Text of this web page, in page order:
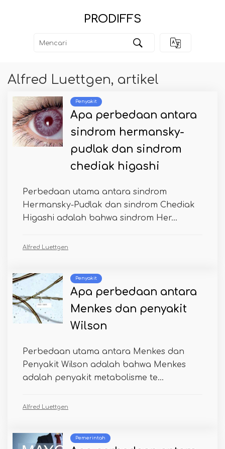
PRODIFFS
Alfred Luettgen, artikel
Penyakit
Apa perbedaan antara
sindrom hermansky-
pudlak dan sindrom
chediak higashi
Perbedaan utama antara sindrom
Hermansky-Pudlak dan sindrom Chediak
Higashi adalah bahwa sindrom Her...
Alfred Luettgen
Penyakit
Apa perbedaan antara
Menkes dan penyakit
Wilson
Perbedaan utama antara Menkes dan
Penyakit Wilson adalah bahwa Menkes
adalah penyakit metabolisme te...
Alfred Luettgen
Pemerintah